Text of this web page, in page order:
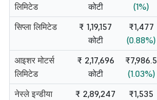
लिमिटेड
कोटी
(1%)
सिप्ला लिमिटेड
₹ 1,19,157
कोटी
₹1,477
(0.88%)
आइशर मोटर्स
लिमिटेड
₹ 2,17,696
कोटी
₹7,986.5
(1.03%)
नेस्ले इन्डीया
₹ 2,89,247
₹1,535